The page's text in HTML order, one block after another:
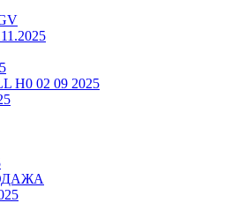
H0 02 09 2025